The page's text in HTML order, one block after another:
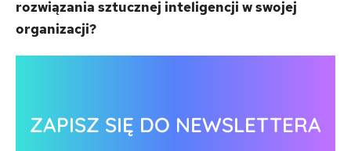
rozwiązania sztucznej inteligencji w swojej
organizacji?
ZAPISZ SIĘ DO NEWSLETTERA